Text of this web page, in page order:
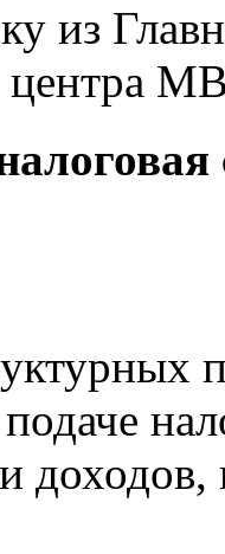
из
центра
доходов,